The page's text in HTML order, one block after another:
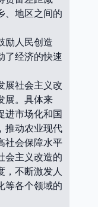
、地区之间的
励人民创造
了经济的快速
展社会主义改
展。具体来
进市场化和国
推动农业现代
社会保障水平
会主义改造的
，不断激发人
等各个领域的